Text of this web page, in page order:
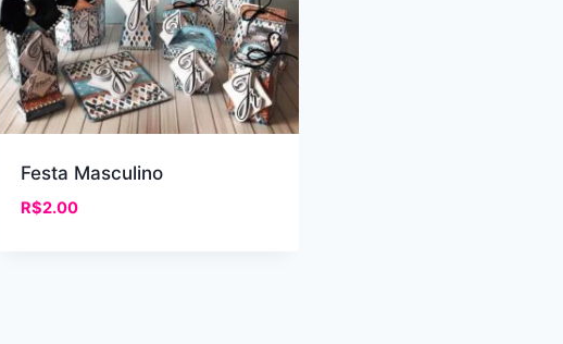
Festa Masculino
R$2.00